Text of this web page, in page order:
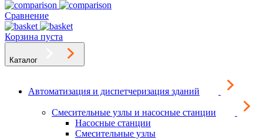
Сравнение
Корзина пуста
Каталог
Автоматизация и диспетчеризация зданий
Смесительные узлы и насосные станции
Насосные станции
Смесительные узлы